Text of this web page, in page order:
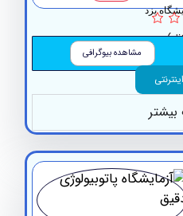
مشاهده بیوگرافی